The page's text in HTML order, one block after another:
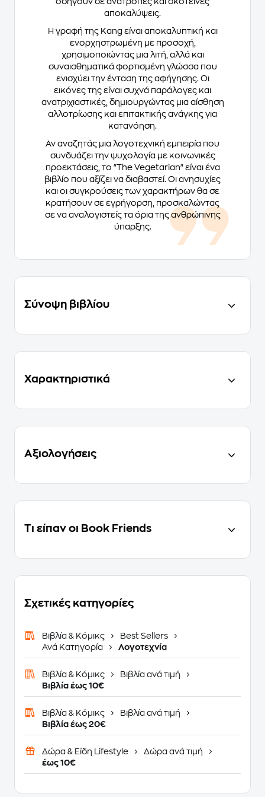
αποκαλύψεις.
Η γραφή της Kang είναι αποκαλυπτική και
ενορχηστρωμένη με προσοχή,
χρησιμοποιώντας μια λιτή, αλλά και
συναισθηματικά φορτισμένη γλώσσα που
ενισχύει την ένταση της αφήγησης. Οι
εικόνες της είναι συχνά παράλογες και
ανατριχιαστικές, δημιουργώντας μια αίσθηση
αλλοτρίωσης και επιτακτικής ανάγκης για
κατανόηση.
Αν αναζητάς μια λογοτεχνική εμπειρία που
συνδυάζει την ψυχολογία με κοινωνικές
προεκτάσεις, το "The Vegetarian" είναι ένα
βιβλίο που αξίζει να διαβαστεί. Οι ανησυχίες
και οι συγκρούσεις των χαρακτήρων θα σε
κρατήσουν σε εγρήγορση, προσκαλώντας
σε να αναλογιστείς τα όρια της ανθρώπινης
ύπαρξης.
Σύνοψη βιβλίου
Χαρακτηριστικά
Αξιολογήσεις
Τι είπαν οι Book Friends
Σχετικές κατηγορίες
Βιβλία & Κόμικς
Best Sellers
Ανά Κατηγορία
Λογοτεχνία
Βιβλία & Κόμικς
Βιβλία ανά τιμή
Βιβλία έως 10€
Βιβλία & Κόμικς
Βιβλία ανά τιμή
Βιβλία έως 20€
Δώρα & Είδη Lifestyle
Δώρα ανά τιμή
έως 10€